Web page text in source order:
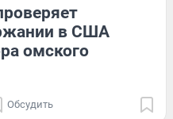
в США
омского
Обсудить